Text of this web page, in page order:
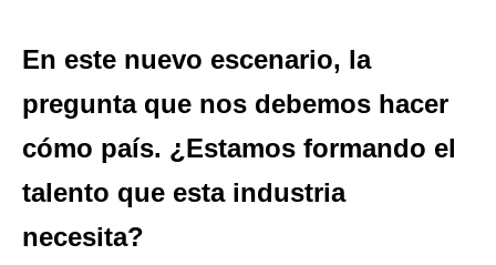
En este nuevo escenario, la
pregunta que nos debemos hacer
cómo país. ¿Estamos formando el
talento que esta industria
necesita?